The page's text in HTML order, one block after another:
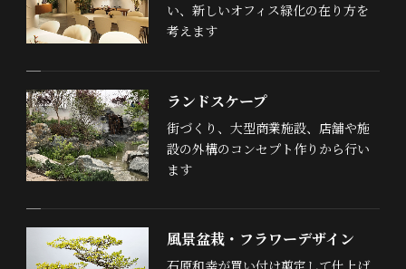
い、新しいオフィス緑化の在り方を
考えます
ランドスケープ
街づくり、大型商業施設、店舗や施
設の外構のコンセプト作りから行い
ます
風景盆栽・フラワーデザイン
石原和幸が買い付け剪定して仕上げ